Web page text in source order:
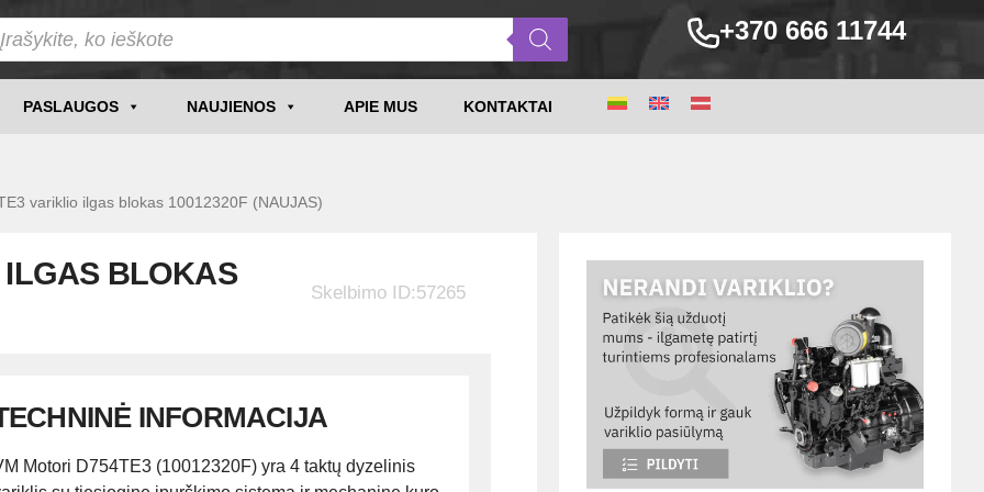
+370 666 11744
PASLAUGOS NAUJIENOS APIE MUS KONTAKTAI
variklio ilgas blokas 10012320F (NAUJAS)
ILGAS BLOKAS
Skelbimo ID:57265
INFORMACIJA
Motori D754TE3 (10012320F) yra 4 taktų dyzelinis